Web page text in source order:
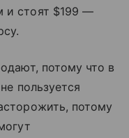
и стоят $199 —
потому что в
пользуется
потому